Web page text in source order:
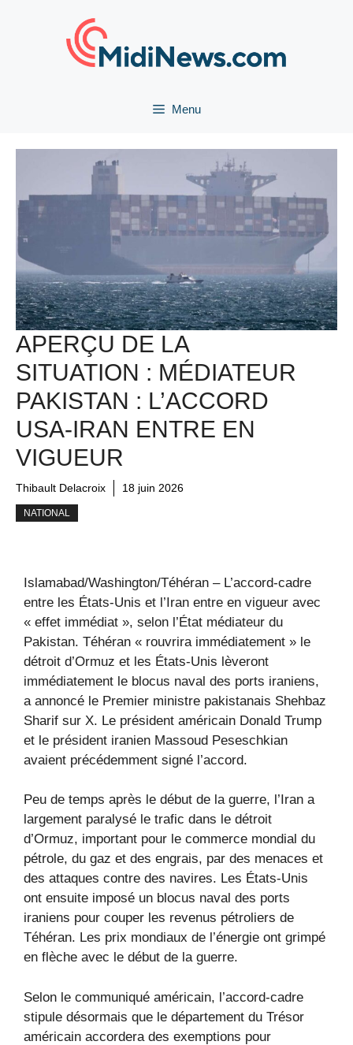
Menu
APERÇU DE LA
SITUATION : MÉDIATEUR
PAKISTAN : L’ACCORD
USA-IRAN ENTRE EN
VIGUEUR
Thibault Delacroix 18 juin 2026
NATIONAL
Islamabad/Washington/Téhéran – L’accord-cadre
entre les États-Unis et l’Iran entre en vigueur avec
« effet immédiat », selon l’État médiateur du
Pakistan. Téhéran « rouvrira immédiatement » le
détroit d’Ormuz et les États-Unis lèveront
immédiatement le blocus naval des ports iraniens,
a annoncé le Premier ministre pakistanais Shehbaz
Sharif sur X. Le président américain Donald Trump
et le président iranien Massoud Peseschkian
avaient précédemment signé l’accord.
Peu de temps après le début de la guerre, l’Iran a
largement paralysé le trafic dans le détroit
d’Ormuz, important pour le commerce mondial du
pétrole, du gaz et des engrais, par des menaces et
des attaques contre des navires. Les États-Unis
ont ensuite imposé un blocus naval des ports
iraniens pour couper les revenus pétroliers de
Téhéran. Les prix mondiaux de l’énergie ont grimpé
en flèche avec le début de la guerre.
Selon le communiqué américain, l’accord-cadre
stipule désormais que le département du Trésor
américain accordera des exemptions pour